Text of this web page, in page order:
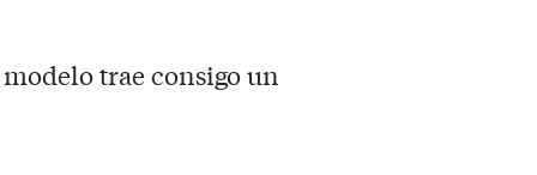
trae consigo un